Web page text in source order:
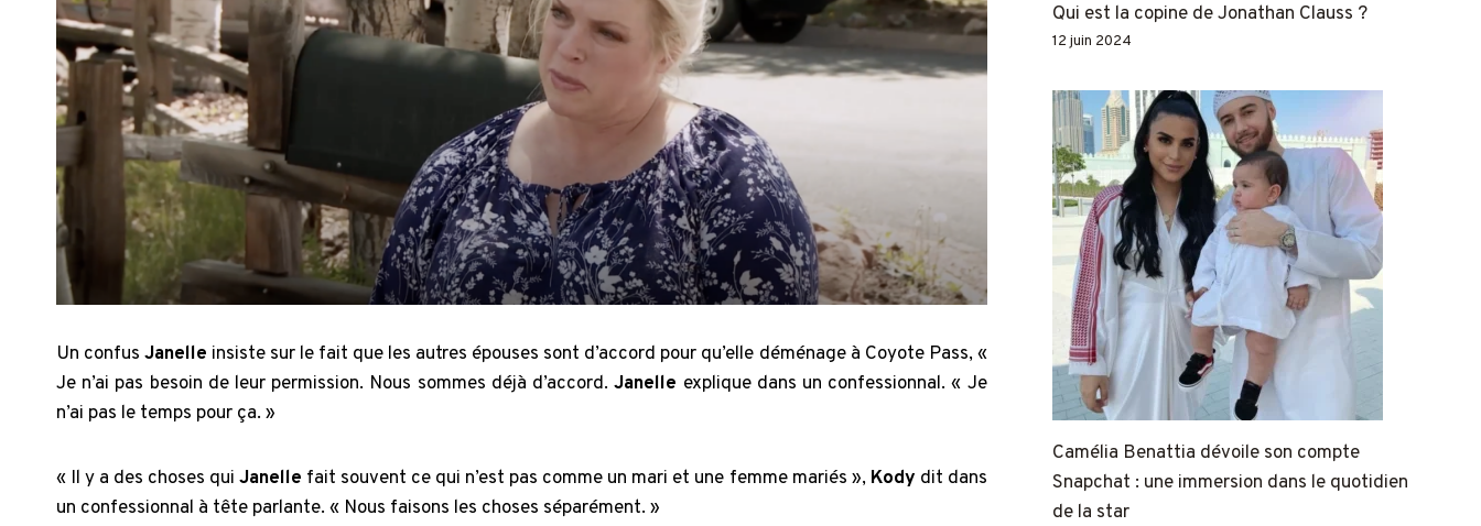
Un confus Janelle insiste sur le fait que les autres épouses sont d’accord pour qu’elle déménage à Coyote Pass,«
Je n’ai pas besoin de leur permission. Nous sommes déjà d’accord.Janelle explique dans un confessionnal. « Je
n’ai pas le temps pour ça. »
« Il y a des choses quiJanelle fait souvent ce qui n’est pas comme un mari et une femme mariés », Kody dit dans
un confessionnal à tête parlante. « Nous faisons les choses séparément. »
Qui est la copine de Jonathan Clauss ?
12 juin 2024
Camélia Benattia dévoile son compte
Snapchat : une immersion dans le quotidien
de la star